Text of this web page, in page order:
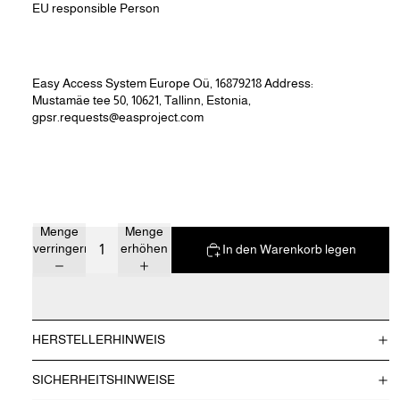
EU responsible Person
Easy Access System Europe Oü, 16879218 Address:
Mustamäe tee 50, 10621, Tallinn, Estonia,
gpsr.requests@easproject.com
Menge
verringern
Menge
erhöhen
In den Warenkorb legen
HERSTELLERHINWEIS
SICHERHEITSHINWEISE